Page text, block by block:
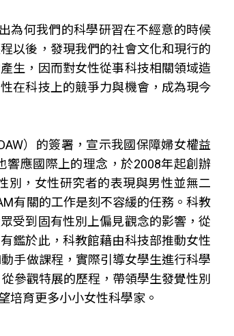
為何我們的科學研習在不經意的時候
以後，發現我們的社會文化和現行的
生，因而對女性從事科技相關領域造
在科技上的競爭力與機會，成為現今
）的簽署，宣示我國保障婦女權益
應國際上的理念，於2008年起創辦
別，女性研究者的表現與男性並無二
有關的工作是刻不容緩的任務。科教
受到固有性別上偏見觀念的影響，從
鑑於此，科教館藉由科技部推動女性
手做課程，實際引導女學生進行科學
參觀特展的歷程，帶領學生發覺性別
培育更多小小女性科學家。